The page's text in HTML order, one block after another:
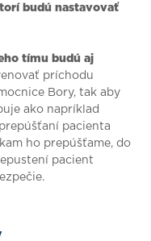
budú nastavovať
tímu budú aj
príchodu
Bory, tak aby
ako napríklad
pacienta
ho prepúšťame, do
pacient